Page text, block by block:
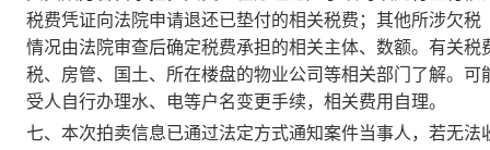
税费凭证向法院申请退还已垫付的相关税费 ； 其他所涉欠税
情况由法院审查后确定税费承担的相关主体、数额。 有关税
税、房管、国土、所在楼盘的物业公司等相关部门了解。 可
受人自行办理水、电等户名变更手续，相关费用自理。
七、 本次拍卖信息已通过法定方式通知案件当事人，若无法